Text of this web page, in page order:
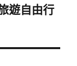
遊自由行